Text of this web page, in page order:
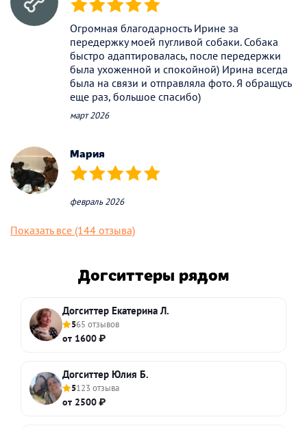
(*) (*) (*) (*) (*)
Огромная благодарность Ирине за
передержку моей пугливой собаки. Собака
быстро адаптировалась, после передержки
была ухоженной и спокойной) Ирина всегда
была на связи и отправляла фото. Я обращусь
еще раз, большое спасибо)
март 2026
Мария
(*) (*) (*) (*) (*)
февраль 2026
Показать все (144 отзыва)
Догситтеры рядом
Догситтер Екатерина Л.
565 отзывов
от 1600 ₽
Догситтер Юлия Б.
5123 отзыва
от 2500 ₽